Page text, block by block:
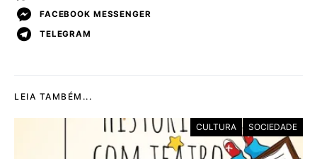
FACEBOOK MESSENGER
TELEGRAM
LEIA TAMBÉM...
CULTURA SOCIEDADE